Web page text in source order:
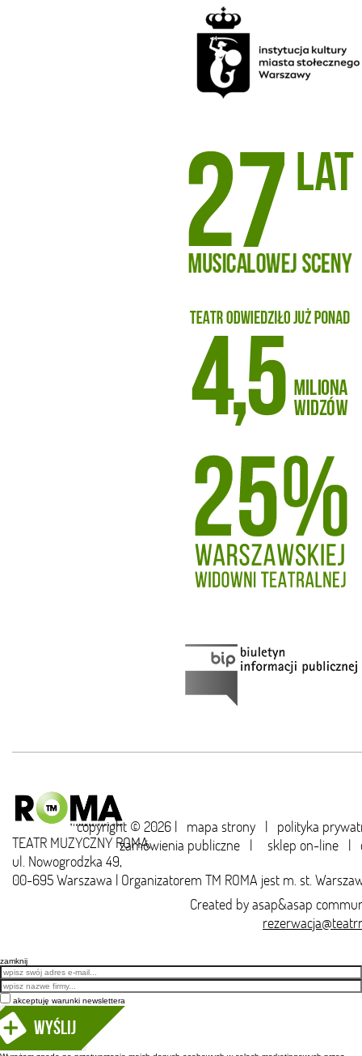
copyright © 2026 | mapa strony | polityka
zamówienia publiczne | sklep on-line |
TEATR MUZYCZNY ROMA,
ul. Nowogrodzka 49,
00-695 Warszawa | Organizatorem TM ROMA jest m. st.
Created byasap&asap
zamknij
Email
akceptuję warunki newslettera
Wyślij